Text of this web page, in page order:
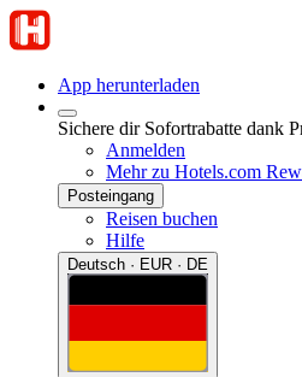
App herunterladen
Sichere dir Sofortrabatte dank
Anmelden
Mehr zu Hotels.com
Posteingang
Reisen buchen
Hilfe
Deutsch · EUR · DE